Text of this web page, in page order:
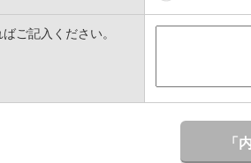
ご記入ください。
「